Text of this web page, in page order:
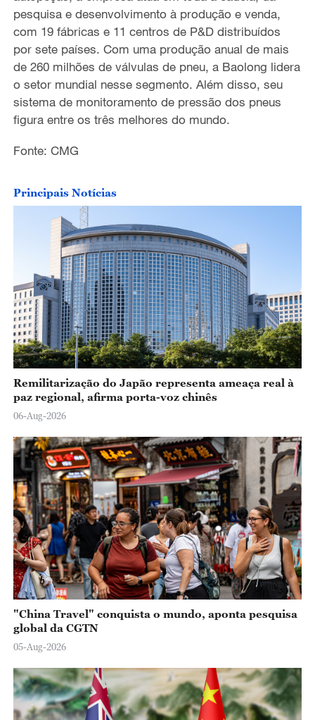
V
i
d
e
o
pesquisa e desenvolvimento à produção e venda,
com 19 fábricas e 11 centros de P&D distribuídos
por sete países. Com uma produção anual de mais
de 260 milhões de válvulas de pneu, a Baolong lidera
o setor mundial nesse segmento. Além disso, seu
sistema de monitoramento de pressão dos pneus
figura entre os três melhores do mundo.
Fonte: CMG
Principais Notícias
Remilitarização do Japão representa ameaça real à
paz regional, afirma porta-voz chinês
06-Aug-2026
"China Travel" conquista o mundo, aponta pesquisa
global da CGTN
05-Aug-2026